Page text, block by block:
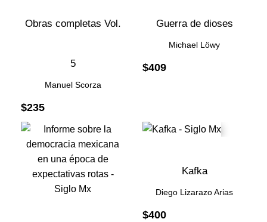
Obras completas Vol.
5
Manuel Scorza
$235
Guerra de dioses
Michael Löwy
$409
Kafka
Diego Lizarazo Arias
$400